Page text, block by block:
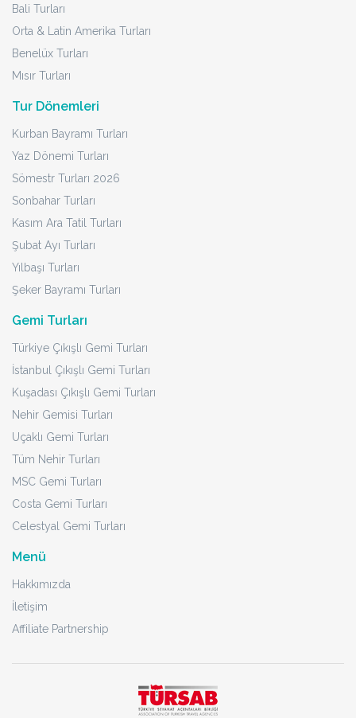
Bali Turları
Orta & Latin Amerika Turları
Benelüx Turları
Mısır Turları
Tur Dönemleri
Kurban Bayramı Turları
Yaz Dönemi Turları
Sömestr Turları 2026
Sonbahar Turları
Kasım Ara Tatil Turları
Şubat Ayı Turları
Yılbaşı Turları
Şeker Bayramı Turları
Gemi Turları
Türkiye Çıkışlı Gemi Turları
İstanbul Çıkışlı Gemi Turları
Kuşadası Çıkışlı Gemi Turları
Nehir Gemisi Turları
Uçaklı Gemi Turları
Tüm Nehir Turları
MSC Gemi Turları
Costa Gemi Turları
Celestyal Gemi Turları
Menü
Hakkımızda
İletişim
Affiliate Partnership